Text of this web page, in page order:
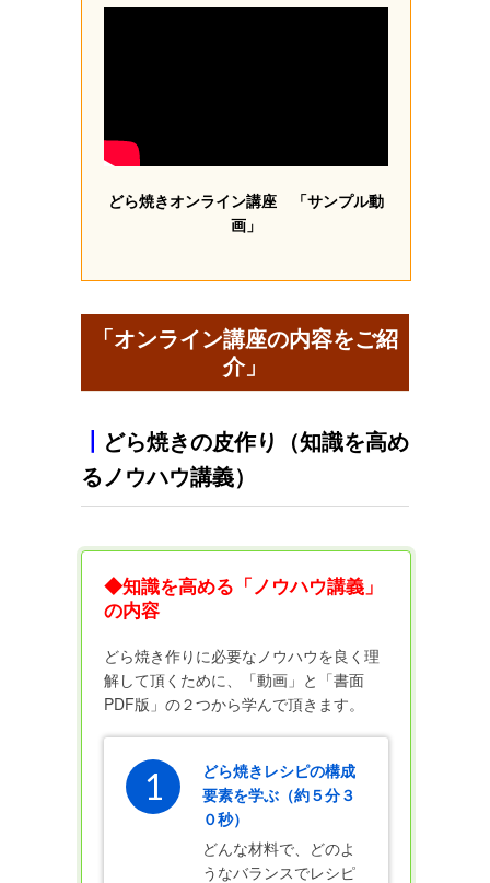
どら焼きオンライン講座 「サンプル動
画」
「オンライン講座の内容をご紹
介」
どら焼きの皮作り（知識を高め
るノウハウ講義）
◆知識を高める「ノウハウ講義」
の内容
どら焼き作りに必要なノウハウを良く理
解して頂くために、「動画」と「書面
PDF版」の２つから学んで頂きます。
1
どら焼きレシピの構成
要素を学ぶ（約５分３
０秒）
どんな材料で、どのよ
うなバランスでレシピ